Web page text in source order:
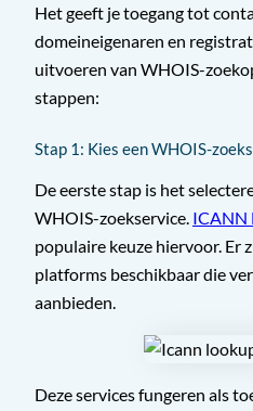
Het geeft je toegang tot
domeineigenaren en
uitvoeren van WHOIS-
stappen:
Stap 1: Kies een WHOIS-
De eerste stap is het
WHOIS-zoekservice. ICANN
populaire keuze hiervoor. Er
platforms beschikbaar die
aanbieden.
Deze services fungeren als